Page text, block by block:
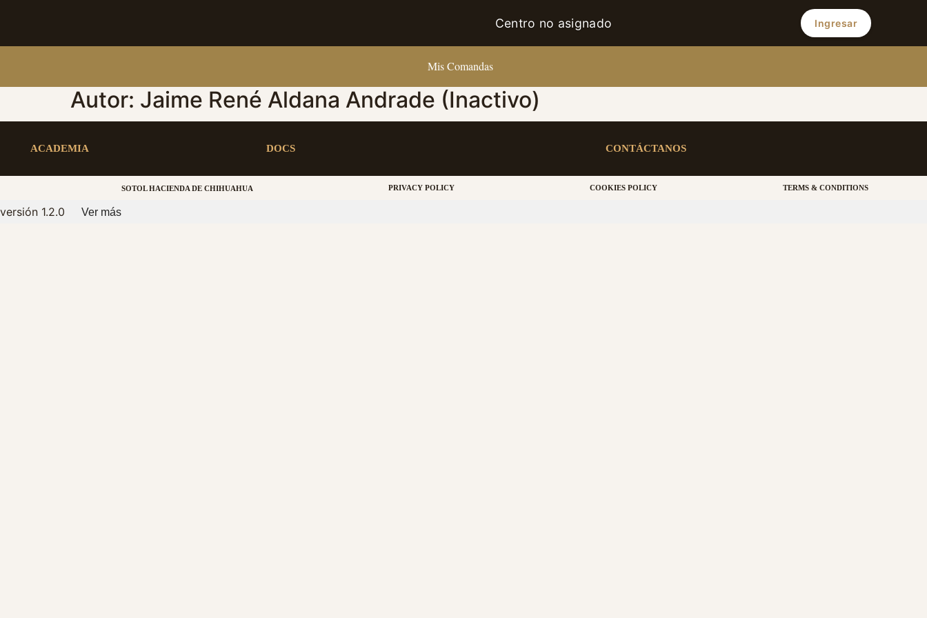
Centro no asignado Ingresar
Mis Comandas
Autor: Jaime René Aldana Andrade (Inactivo)
ACADEMIA DOCS CONTÁCTANOS
SOTOL HACIENDA DE CHIHUAHUA PRIVACY POLICY COOKIES POLICY TERMS & CONDITIONS
versión 1.2.0 Ver más